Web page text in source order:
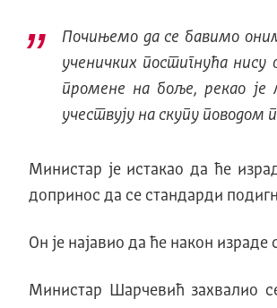
Почињемо да се бавимо
ученичких постигнућа
промене на боље, рекао
учествују на скупу поводом
Министар је истакао да ће
допринос да се стандарди
Он је најавио да ће након
Министар Шарчевић захвалио